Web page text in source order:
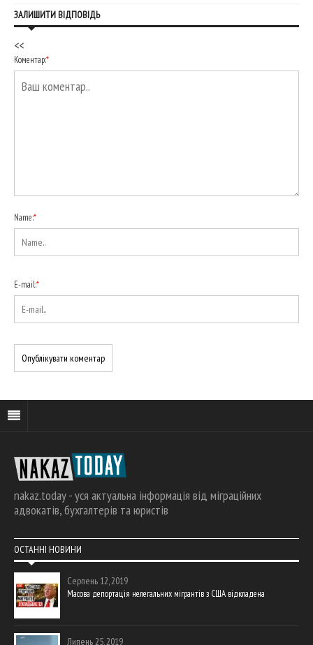
ЗАЛИШИТИ ВІДПОВІДЬ
<<
Коментар:*
Name:*
E-mail:*
nakaz.today - уся актуальна інформація від міграційних
адвокатів, бухгалтерів та юристів
ОСТАННІ НОВИНИ
Серпень 12, 2019
Масова депортація нелегальних мігрантів з США відкладена
Липень 25, 2019